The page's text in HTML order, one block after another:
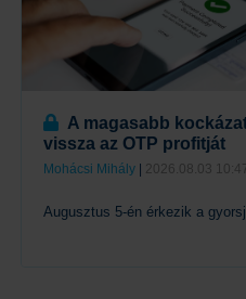
A magasabb
vissza az OTP profitját
Mohácsi Mihály 2026.08.03
Augusztus 5-én érkezik a